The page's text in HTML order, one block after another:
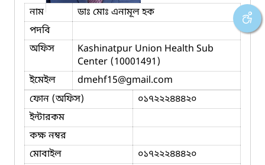
নাম
ডাঃ মোঃ এনামূল হক
পদবি
অফিস
Kashinatpur Union Health Sub
Center (10001491)
ইমেইল
dmehf15@gmail.com
ফোন (অফিস)
০১৭২২২৪৪৪২০
ইন্টারকম
কক্ষ নম্বর
মোবাইল
০১৭২২২৪৪৪২০